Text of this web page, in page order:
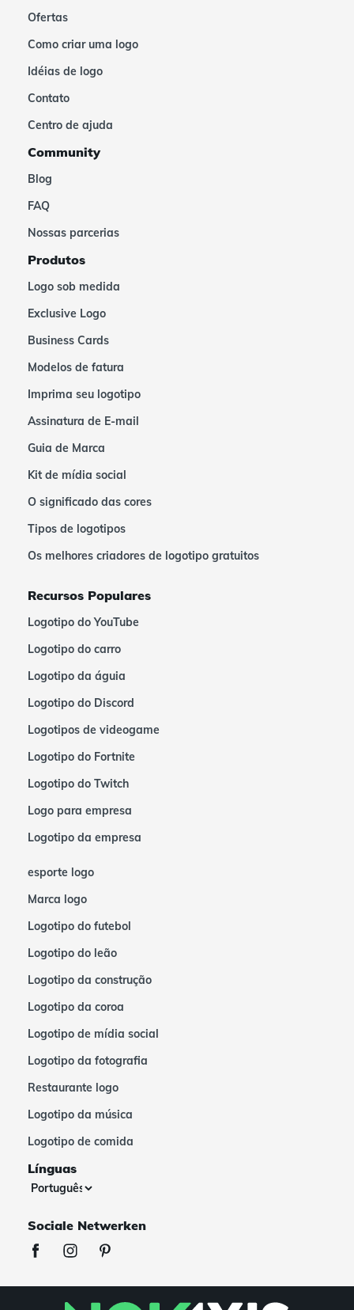
Ofertas
Como criar uma logo
Idéias de logo
Contato
Centro de ajuda
Community
Blog
FAQ
Nossas parcerias
Produtos
Logo sob medida
Exclusive Logo
Business Cards
Modelos de fatura
Imprima seu logotipo
Assinatura de E-mail
Guia de Marca
Kit de mídia social
O significado das cores
Tipos de logotipos
Os melhores criadores de logotipo gratuitos
Recursos Populares
Logotipo do YouTube
Logotipo do carro
Logotipo da águia
Logotipo do Discord
Logotipos de videogame
Logotipo do Fortnite
Logotipo do Twitch
Logo para empresa
Logotipo da empresa
esporte logo
Marca logo
Logotipo do futebol
Logotipo do leão
Logotipo da construção
Logotipo da coroa
Logotipo de mídia social
Logotipo da fotografia
Restaurante logo
Logotipo da música
Logotipo de comida
Línguas
Sociale Netwerken